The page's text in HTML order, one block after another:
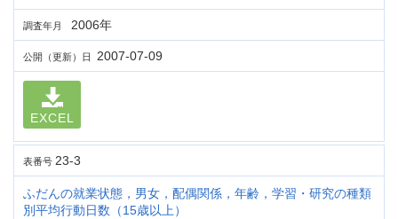
調査年月 2006年
公開（更新）日 2007-07-09
EXCEL
表番号 23-3
ふだんの就業状態，男女，配偶関係，年齢，学習・研究の種類
別平均行動日数（15歳以上）